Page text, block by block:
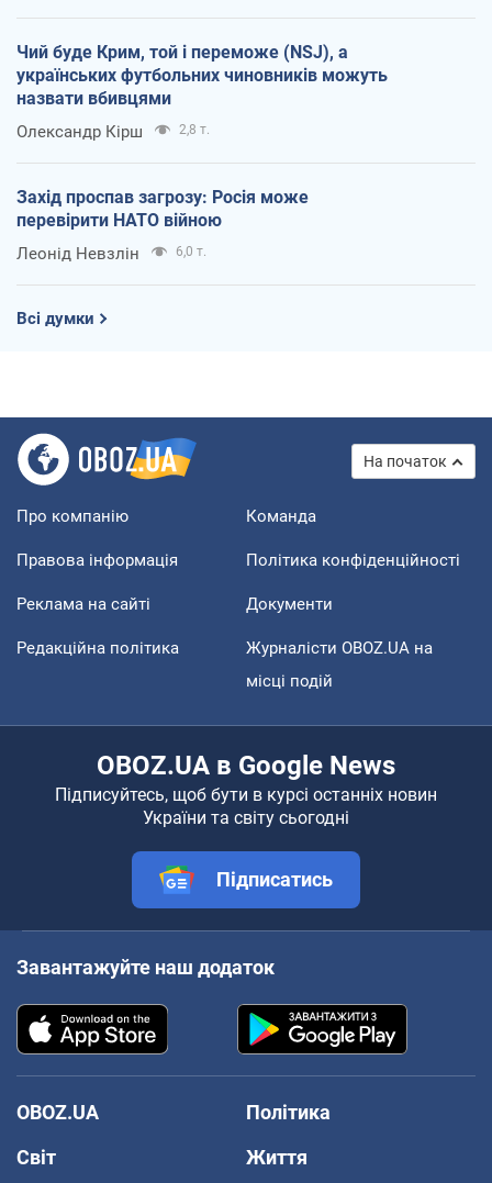
Чий буде Крим, той і переможе (NSJ), а
українських футбольних чиновників можуть
назвати вбивцями
Олександр Кірш 2,8 т.
Захід проспав загрозу: Росія може
перевірити НАТО війною
Леонід Невзлін 6,0 т.
Всі думки
На початок
Про компанію Команда
Правова інформація Політика конфіденційності
Реклама на сайті Документи
Редакційна політика
Журналісти OBOZ.UA на
місці подій
OBOZ.UA в Google News
Підписуйтесь, щоб бути в курсі останніх новин
України та світу сьогодні
Підписатись
Завантажуйте наш додаток
OBOZ.UA
Політика
Світ
Життя